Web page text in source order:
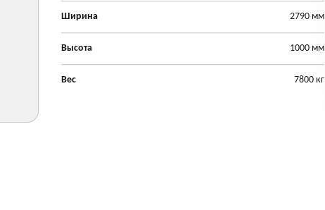
Ширина 2790 мм
Высота 1000 мм
Вес 7800 кг